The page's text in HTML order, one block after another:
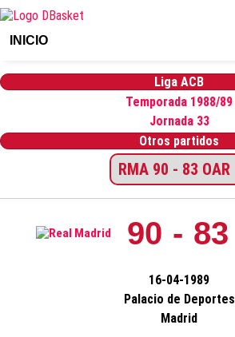
INICIO
Liga ACB
Temporada 1988/89
Jornada 33
Otros partidos
90 - 83
16-04-1989
Palacio de Deportes
Madrid